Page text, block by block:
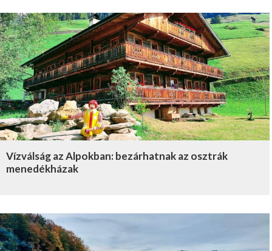
Vízválság az Alpokban: bezárhatnak az osztrák
menedékházak